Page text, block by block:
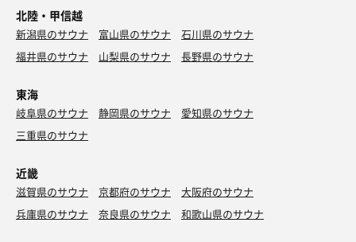
北陸・甲信越
新潟県のサウナ 富山県のサウナ
石川県のサウナ
福井県のサウナ
山梨県のサウナ 長野県のサウナ
東海
岐阜県のサウナ 静岡県のサウナ
愛知県のサウナ
三重県のサウナ
近畿
滋賀県のサウナ 京都府のサウナ
大阪府のサウナ
兵庫県のサウナ
奈良県のサウナ 和歌山県のサウナ